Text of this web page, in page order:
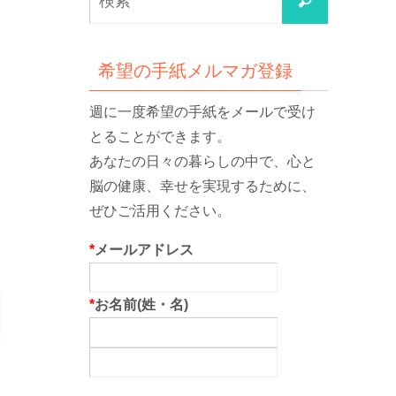
索
希望の手紙メルマガ登録
週に一度希望の手紙をメールで受け
とることができます。
あなたの日々の暮らしの中で、心と
脳の健康、幸せを実現するために、
ぜひご活用ください。
*メールアドレス
*お名前(姓・名)